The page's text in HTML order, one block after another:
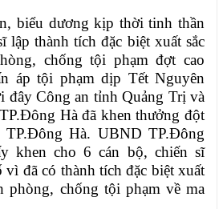
biểu dương kịp thời tinh thần
lập thành tích đặc biệt xuất sắc
chống tội phạm đợt cao
áp tội phạm dịp Tết Nguyên
đây Công an tỉnh Quảng Trị và
Hà đã khen thưởng đột
TP.Đông Hà. UBND TP.Đông
khen cho 6 cán bộ, chiến sĩ
vì đã có thành tích đặc biệt xuất
phòng, chống tội phạm về ma